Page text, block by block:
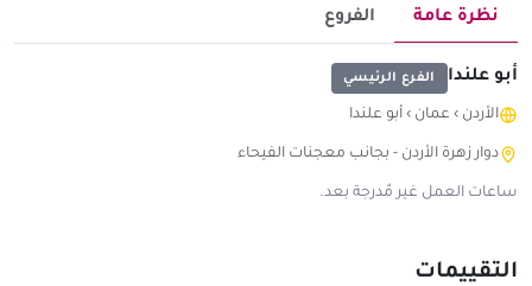
نظرة عامة الفروع
أبو علندا الفرع الرئيسي
الأردن › عمان › أبو علندا
دوار زهرة الأردن - بجانب معجنات الفيحاء
ساعات العمل غير مُدرجة بعد.
التقييمات